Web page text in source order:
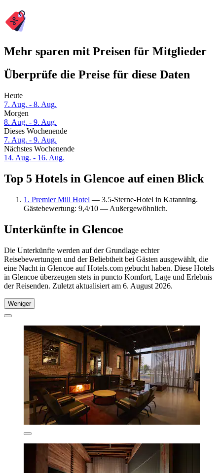
Mehr sparen mit Preisen für Mitglieder
Überprüfe die Preise für diese Daten
Heute
7. Aug. - 8. Aug.
Morgen
8. Aug. - 9. Aug.
Dieses Wochenende
7. Aug. - 9. Aug.
Nächstes Wochenende
14. Aug. - 16. Aug.
Top 5 Hotels in Glencoe auf einen Blick
1. Premier Mill Hotel — 3.5-Sterne-Hotel in Katanning.
Gästebewertung: 9,4/10 — Außergewöhnlich.
Unterkünfte in Glencoe
Die Unterkünfte werden auf der Grundlage echter
Reisebewertungen und der Beliebtheit bei Gästen ausgewählt, die
eine Nacht in Glencoe auf Hotels.com gebucht haben. Diese Hotels
in Glencoe überzeugen stets in puncto Komfort, Lage und Erlebnis
der Reisenden. Zuletzt aktualisiert am 6. August 2026.
Weniger